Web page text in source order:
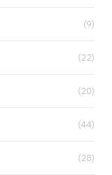
(9)
(22)
(20)
(44)
(28)